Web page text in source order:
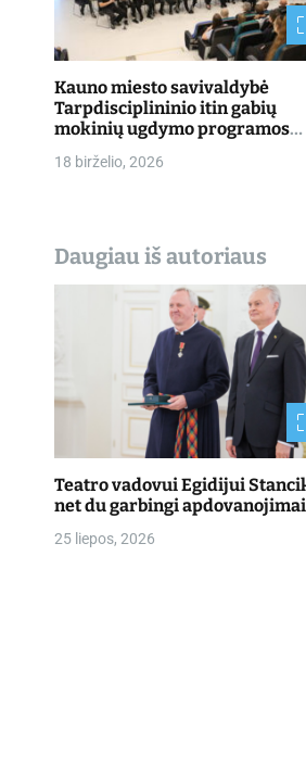
r
a
š
ų
Kauno miesto savivaldybė
Tarpdisciplininio itin gabių
mokinių ugdymo programos
šventė
18 birželio, 2026
Daugiau iš autoriaus
Teatro vadovui Egidijui
net du garbingi apdovanojimai
25 liepos, 2026